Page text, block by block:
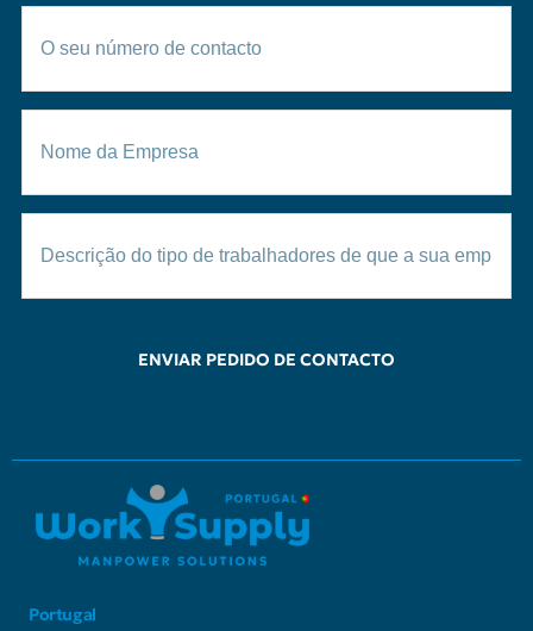
ENVIAR PEDIDO DE CONTACTO
Portugal